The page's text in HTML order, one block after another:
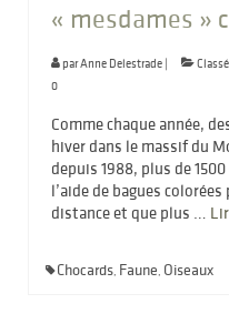
« mesdames »
parAnne Delestrade |
0
Comme chaque année,
hiver dans le massif du
depuis 1988, plus de
l’aide de bagues
distance et que plus …
Chocards, Faune, Oiseaux